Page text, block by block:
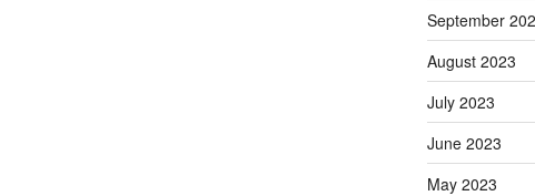
September
August 2023
July 2023
June 2023
May 2023